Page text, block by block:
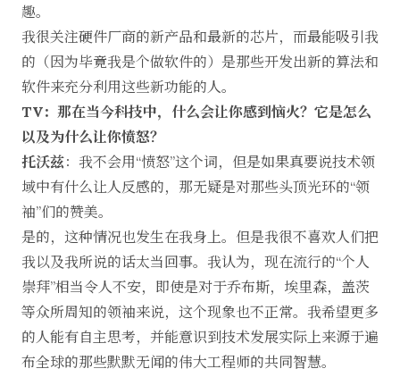
趣。
我很关注硬件厂商的新产品和最新的芯片，而最能吸引我
的（因为毕竟我是个做软件的）是那些开发出新的算法和
软件来充分利用这些新功能的人。
TV：那在当今科技中，什么会让你感到恼火？它是怎么
以及为什么让你愤怒？
托沃兹：我不会用“愤怒”这个词，但是如果真要说技术领
域中有什么让人反感的，那无疑是对那些头顶光环的“领
袖”们的赞美。
是的，这种情况也发生在我身上。但是我很不喜欢人们把
我以及我所说的话太当回事。我认为，现在流行的“个人
崇拜”相当令人不安，即使是对于乔布斯，埃里森，盖茨
等众所周知的领袖来说，这个现象也不正常。我希望更多
的人能有自主思考，并能意识到技术发展实际上来源于遍
布全球的那些默默无闻的伟大工程师的共同智慧。